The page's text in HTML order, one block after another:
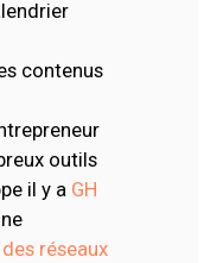
contenus
outils
il y a GH
réseaux